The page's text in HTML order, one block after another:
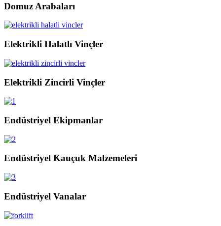
Domuz Arabaları
Elektrikli Halatlı Vinçler
Elektrikli Zincirli Vinçler
Endüstriyel Ekipmanlar
Endüstriyel Kauçuk Malzemeleri
Endüstriyel Vanalar